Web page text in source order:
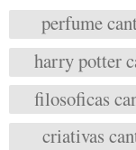
perfume
harry potter
filosoficas
criativas